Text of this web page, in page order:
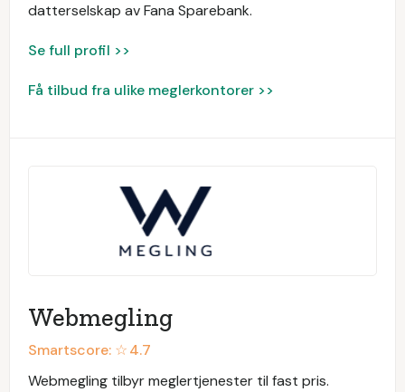
datterselskap av Fana Sparebank.
Se full profil >>
Få tilbud fra ulike meglerkontorer >>
Webmegling
Smartscore: ☆4.7
Webmegling tilbyr meglertjenester til fast pris.